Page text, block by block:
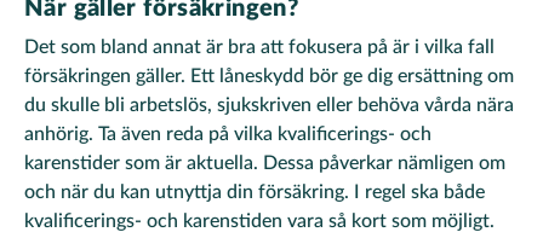
När gäller försäkringen?
Det som bland annat är bra att fokusera på är i vilka fall
försäkringen gäller. Ett låneskydd bör ge dig ersättning om
du skulle bli arbetslös, sjukskriven eller behöva vårda nära
anhörig. Ta även reda på vilka kvalificerings- och
karenstider som är aktuella. Dessa påverkar nämligen om
och när du kan utnyttja din försäkring. I regel ska både
kvalificerings- och karenstiden vara så kort som möjligt.